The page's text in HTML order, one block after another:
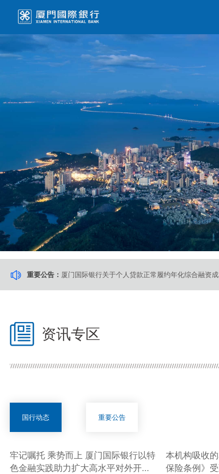
重要公告：
厦门国际银行关于调整首席风险官的公告
厦门国际银行系统维护升级公告
厦门国际银行2026年端午节假期网点对外营业安排
资讯专区
国行动态 重要公告
牢记嘱托 乘势而上 厦门国际银行以特
色金融实践助力扩大高水平对外开...
本机构吸收
保险条例》